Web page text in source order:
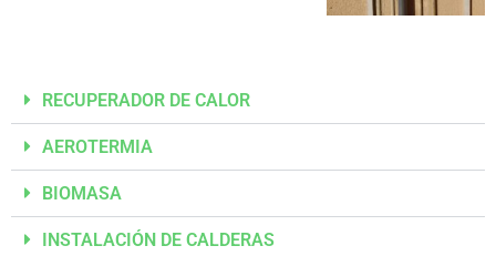
RECUPERADOR DE CALOR
AEROTERMIA
BIOMASA
INSTALACIÓN DE CALDERAS